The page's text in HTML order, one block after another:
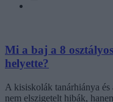
Mi a baj a 8
helyette?
A kisiskolák tanárhiánya
nem elszigetelt hibák,